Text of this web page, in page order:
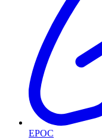
EPOC